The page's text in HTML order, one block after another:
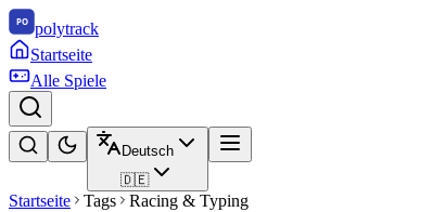
polytrack
Startseite
Alle Spiele
Deutsch
🇩🇪
Startseite Tags Racing & Typing